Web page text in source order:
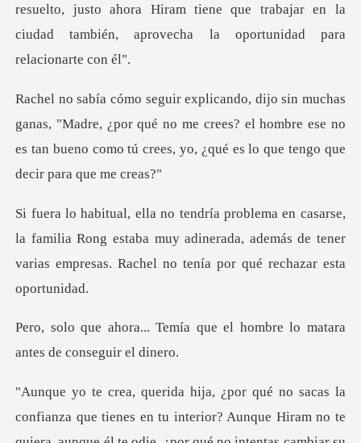
uelto, justo ahora Hiram tiene que trabajar en la
ciudad ta
Madre, ¿por qué no me crees? el hombre ese no
es tan bueno como
a familia Rong estaba muy adinerada, además de tener
varias
a que el hombre lo matara
an